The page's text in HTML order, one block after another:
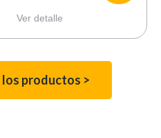
Ver detalle
productos >